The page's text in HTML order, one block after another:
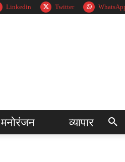
Linkedin Twitter
मनोरंजन व्यापार